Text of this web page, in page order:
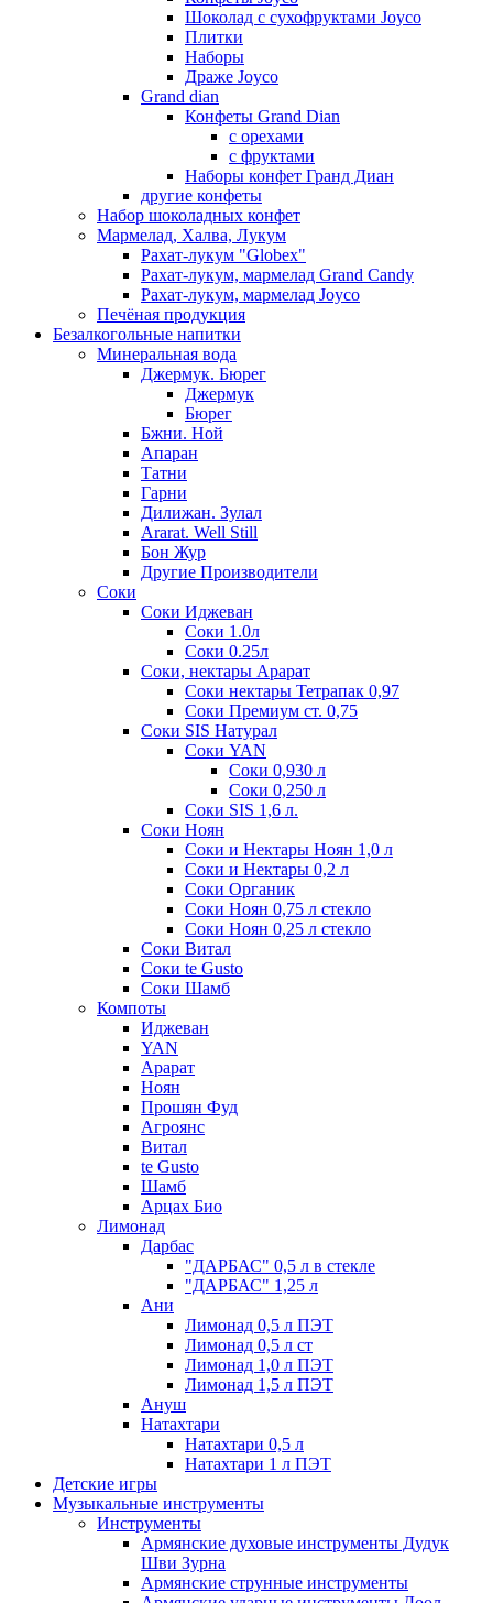
Шоколад с сухофруктами Joyco
Плитки
Наборы
Драже Joyco
Grand dian
Конфеты Grand Dian
с орехами
с фруктами
Наборы конфет Гранд Диан
другие конфеты
Набор шоколадных конфет
Мармелад, Халва, Лукум
Рахат-лукум "Globex"
Рахат-лукум, мармелад Grand Candy
Рахат-лукум, мармелад Joyco
Печёная продукция
Безалкогольные напитки
Минеральная вода
Джермук. Бюрег
Джермук
Бюрег
Бжни. Ной
Апаран
Татни
Гарни
Дилижан. Зулал
Ararat. Well Still
Бон Жур
Другие Производители
Соки
Соки Иджеван
Соки 1.0л
Соки 0.25л
Соки, нектары Арарат
Соки нектары Тетрапак 0,97
Соки Премиум ст. 0,75
Соки SIS Натурал
Соки YAN
Соки 0,930 л
Соки 0,250 л
Соки SIS 1,6 л.
Соки Ноян
Соки и Нектары Ноян 1,0 л
Соки и Нектары 0,2 л
Соки Органик
Соки Ноян 0,75 л стекло
Соки Ноян 0,25 л стекло
Соки Витал
Соки te Gusto
Соки Шамб
Компоты
Иджеван
YAN
Арарат
Ноян
Прошян Фуд
Агроянс
Витал
te Gusto
Шамб
Арцах Био
Лимонад
Дарбас
"ДАРБАС" 0,5 л в стекле
"ДАРБАС" 1,25 л
Ани
Лимонад 0,5 л ПЭТ
Лимонад 0,5 л ст
Лимонад 1,0 л ПЭТ
Лимонад 1,5 л ПЭТ
Ануш
Натахтари
Натахтари 0,5 л
Натахтари 1 л ПЭТ
Детские игры
Музыкальные инструменты
Инструменты
Армянские духовые инструменты Дудук
Шви Зурна
Армянские струнные инструменты